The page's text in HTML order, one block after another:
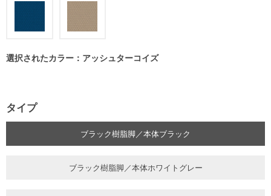
選択されたカラー：アッシュターコイズ
タイプ
ブラック樹脂脚／本体ブラック
ブラック樹脂脚／本体ホワイトグレー